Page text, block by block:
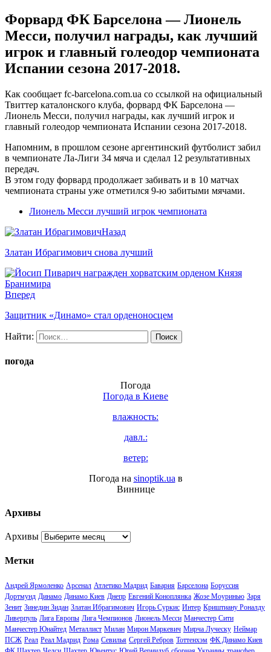
Форвард ФК Барселона — Лионель
Месси, получил награды, как лучший
игрок и главный голеодор чемпионата
Испании сезона 2017-2018.
Как сообщает fc-barcelona.com.ua со ссылкой на официальный
Твиттер каталонского клуба, форвард ФК Барселона —
Лионель Месси, получил награды, как лучший игрок и
главный голеодор чемпионата Испании сезона 2017-2018.
Напомним, в прошлом сезоне аргентинский футболист забил
в чемпионате Ла-Лиги 34 мяча и сделал 12 результативных
передач.
В этом году форвард продолжает забивать и в 10 матчах
чемпионата страны уже отметился 9-ю забитыми мячами.
Лионель Месси лучший игрок чемпионата
Назад
Златан Ибрагимович снова лучший
Вперед
Защитник «Динамо» стал орденоносцем
Найти:
погода
Погода
Погода в Киеве
влажность:
давл.:
ветер:
Погода на sinoptik.ua в
Виннице
Архивы
Архивы
Метки
Андрей Ярмоленко Арсенал Атлетико Мадрид Бавария Барселона Боруссия
Дортмунд Динамо Динамо Киев Днепр Евгений Коноплянка Жозе Моуринью Заря
Зенит Зинедин Зидан Златан Ибрагимович Игорь Суркис Интер Криштиану Роналду
Ливерпуль Лига Европы Лига Чемпионов Лионель Месси Манчестер Сити
Манчестер Юнайтед Металлист Милан Мирон Маркевич Мирча Луческу Неймар
ПСЖ Реал Реал Мадрид Рома Севилья Сергей Ребров Тоттенхэм ФК Динамо Киев